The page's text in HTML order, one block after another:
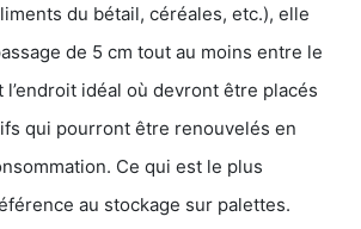
du bétail, céréales, etc.), elle
de 5 cm tout au moins entre le
l’endroit idéal où devront être placés
qui pourront être renouvelés en
Ce qui est le plus
au stockage sur palettes.